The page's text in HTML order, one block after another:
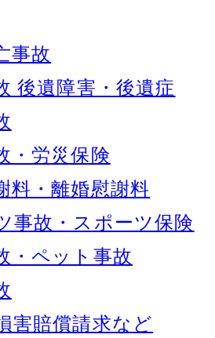
事故
後遺障害・後遺症
・労災保険
料・離婚慰謝料
事故・スポーツ保険
・ペット事故
害賠償請求など